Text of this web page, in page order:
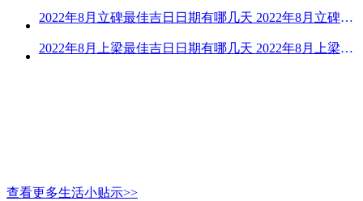
2022年8月立碑最佳吉日日期有哪几天 2022年8月立碑吉日查询
2022年8月上梁最佳吉日日期有哪几天 2022年8月上梁的黄道吉日
查看更多生活小贴示>>